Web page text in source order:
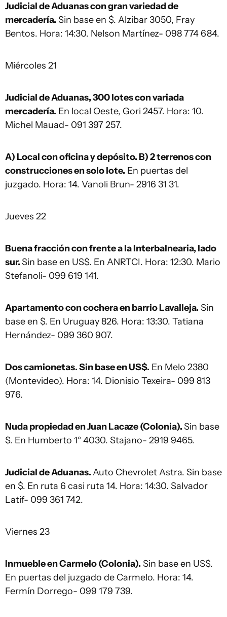
Judicial de Aduanas con gran variedad de
mercadería. Sin base en $. Alzibar 3050, Fray
Bentos. Hora: 14:30. Nelson Martínez- 098 774 684.
Miércoles 21
Judicial de Aduanas, 300 lotes con variada
mercadería. En local Oeste, Gori 2457. Hora: 10.
Michel Mauad- 091 397 257.
A) Local con oficina y depósito. B) 2 terrenos con
construcciones en solo lote. En puertas del
juzgado. Hora: 14. Vanoli Brun- 2916 31 31.
Jueves 22
Buena fracción con frente a la Interbalnearia, lado
sur.Sin base en US$. En ANRTCI. Hora: 12:30. Mario
Stefanoli- 099 619 141.
Apartamento con cochera en barrio Lavalleja. Sin
base en $. En Uruguay 826. Hora: 13:30. Tatiana
Hernández- 099 360 907.
Dos camionetas. Sin base en US$. En Melo 2380
(Montevideo). Hora: 14. Dionisio Texeira- 099 813
976.
Nuda propiedad en Juan Lacaze (Colonia).Sin base
$. En Humberto 1° 4030. Stajano- 2919 9465.
Judicial de Aduanas.Auto Chevrolet Astra. Sin base
en $. En ruta 6 casi ruta 14. Hora: 14:30. Salvador
Latif- 099 361 742.
Viernes 23
Inmueble en Carmelo (Colonia). Sin base en US$.
En puertas del juzgado de Carmelo. Hora: 14.
Fermín Dorrego- 099 179 739.